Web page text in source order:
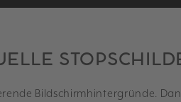
Bildschirmhintergründe.